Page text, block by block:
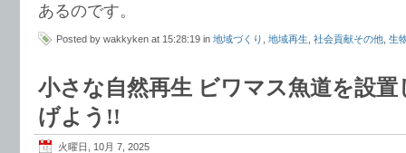
あるのです。
Posted by wakkyken at 15:28:19 in 地域づくり 地域再生 社会貢献その他 生
小さな自然再生 ビワマス魚道を設
げよう!!
火曜日, 10月 7, 2025